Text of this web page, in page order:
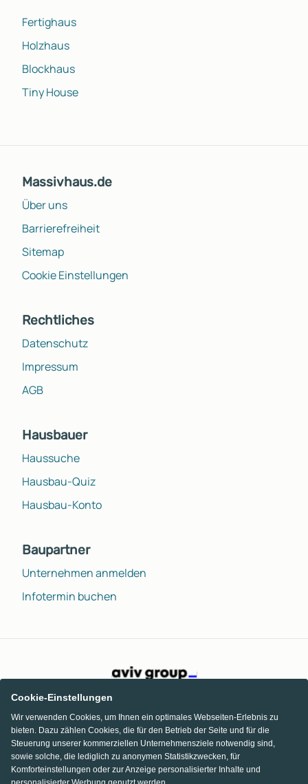
Fertighaus
Holzhaus
Blockhaus
Tiny House
Massivhaus.de
Über uns
Barrierefreiheit
Sitemap
Cookie Einstellungen
Rechtliches
Datenschutz
Impressum
AGB
Hausbauer
Haussuche
Hausbau-Quiz
Hausbau-Konto
Baupartner
Unternehmen anmelden
Infotermin buchen
Cookie-Einstellungen
Wir verwenden Cookies, um Ihnen ein optimales Webseiten-Erlebnis zu
bieten. Dazu zählen Cookies, die für den Betrieb der Seite und für die
Steuerung unserer kommerziellen Unternehmensziele notwendig sind,
sowie solche, die lediglich zu anonymen Statistikzwecken, für
Komforteinstellungen oder zur Anzeige personalisierter Inhalte und